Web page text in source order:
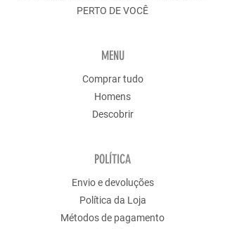
PERTO DE VOCÊ
MENU
Comprar tudo
Homens
Descobrir
POLÍTICA
Envio e devoluções
Política da Loja
Métodos de pagamento